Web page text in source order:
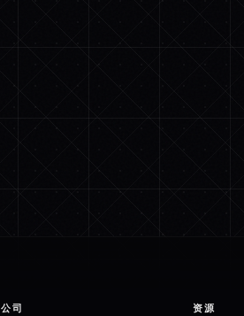
公司 资源